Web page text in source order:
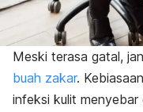
Meski terasa gatal,
buah zakar.
infeksi kulit